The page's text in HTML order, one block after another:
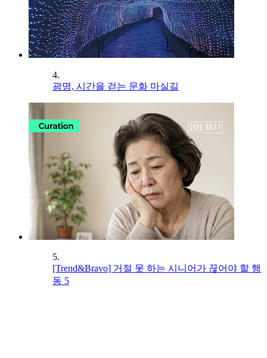
4.
광명, 시간을 걷는 문화 마실길
5.
[Trend&Bravo] 거절 못 하는 시니어가 끊어야 할 행
동 5